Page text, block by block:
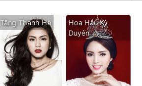
Tăng Thanh Hà
Hoa Hậu Kỳ
Duyên